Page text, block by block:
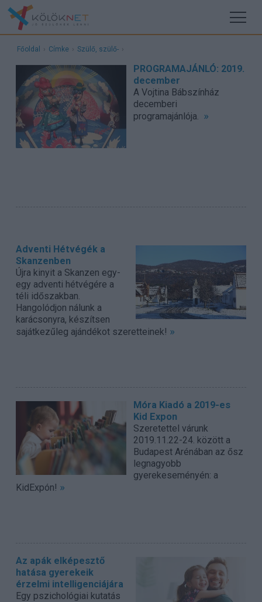
Főoldal › Címke › Szülő, szülő- ›
PROGRAMAJÁNLÓ: 2019.
december
A Vojtina Bábszínház
decemberi
programajánlója. »
Adventi Hétvégék a
Skanzenben
Újra kinyit a Skanzen egy-
egy adventi hétvégére a
téli időszakban.
Hangolódjon nálunk a
karácsonyra, készítsen
sajátkezűleg ajándékot szeretteinek! »
Móra Kiadó a 2019-es
Kid Expon
Szeretettel várunk
2019.11.22-24. között a
Budapest Arénában az ősz
legnagyobb
gyerekeseményén: a
KidExpón! »
Az apák elképesztő
hatása gyerekeik
érzelmi intelligenciájára
Egy pszichológiai kutatás